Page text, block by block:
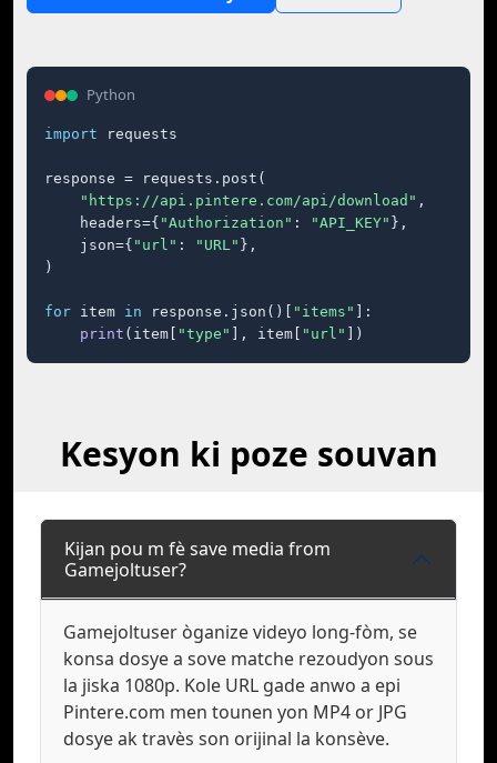
Python
import requests
response = requests.post(
"https://api.pintere.com/api/download" ,
    headers={
"Authorization" : "API_KEY" },
    json={
"url" : "URL" },
)
for item in response.json()[ "items"
]:
print (item[ "type" ], item[ "url" ])
Kesyon ki poze souvan
Kijan pou m fè save media from
Gamejoltuser?
Gamejoltuser òganize videyo long-fòm, se
konsa dosye a sove matche rezoudyon sous
la jiska 1080p. Kole URL gade anwo a epi
Pintere.com men tounen yon MP4 or JPG
dosye ak travès son orijinal la konsève.